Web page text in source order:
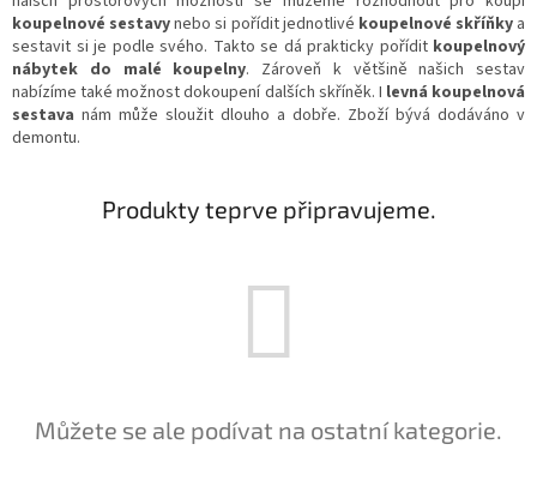
koupelnové sestavynebo si pořídit jednotlivé koupelnové skříňkya
sestavit si je podle svého. Takto se dá prakticky pořídit koupelnový
nábytek do malé koupelny. Zároveň k většině našich sestav
nabízíme také možnost dokoupení dalších skříněk. I levná koupelnová
sestava nám může sloužit dlouho a dobře. Zboží bývá dodáváno v
demontu.
Produkty teprve připravujeme.
Můžete se ale podívat na ostatní kategorie.